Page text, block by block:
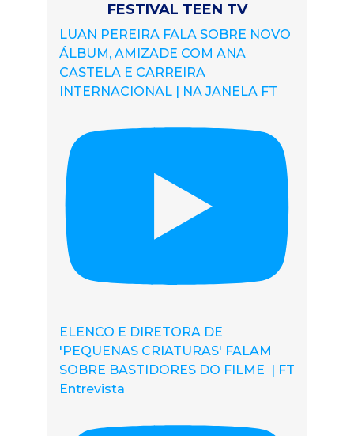
FESTIVAL TEEN TV
LUAN PEREIRA FALA SOBRE NOVO
ÁLBUM, AMIZADE COM ANA
CASTELA E CARREIRA
INTERNACIONAL | NA JANELA FT
ELENCO E DIRETORA DE
'PEQUENAS CRIATURAS' FALAM
SOBRE BASTIDORES DO FILME | FT
Entrevista